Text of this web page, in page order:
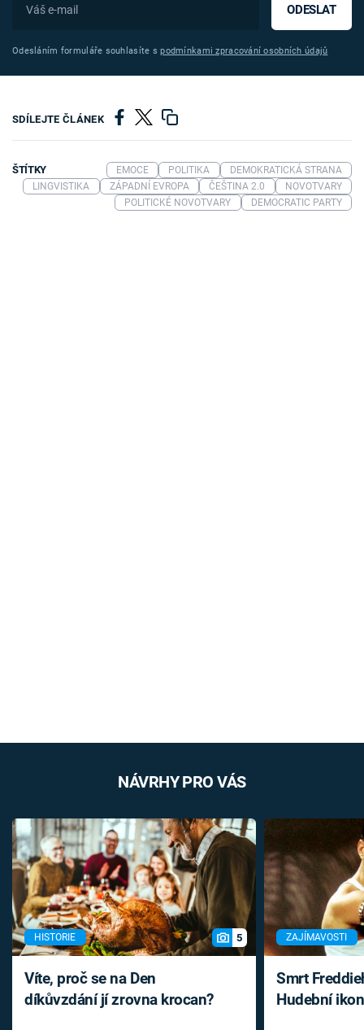
ODESLAT
Odesláním formuláře souhlasíte spodmínkami zpracování osobních údajů
SDÍLEJTE ČLÁNEK
ŠTÍTKY EMOCE POLITIKA
DEMOKRATICKÁ STRANA
LINGVISTIKA
ZÁPADNÍ EVROPA ČEŠTINA 2.0
NOVOTVARY
POLITICKÉ NOVOTVARY
DEMOCRATIC PARTY
NÁVRHY PRO VÁS
HISTORIE 5
Víte, proč se na Den
díkůvzdání jí zrovna krocan?
ZAJÍMAVOSTI
Smrt
Hudební